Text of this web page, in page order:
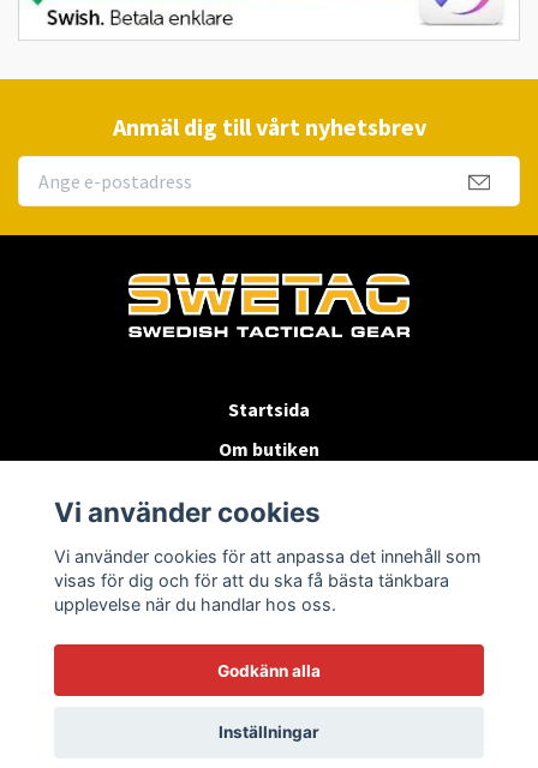
Anmäl dig till vårt nyhetsbrev
Startsida
Om butiken
Byten & Returer
Kontakta oss
Vi använder cookies
Vi använder cookies för att anpassa det innehåll som
visas för dig och för att du ska få bästa tänkbara
upplevelse när du handlar hos oss.
Godkänn alla
Inställningar